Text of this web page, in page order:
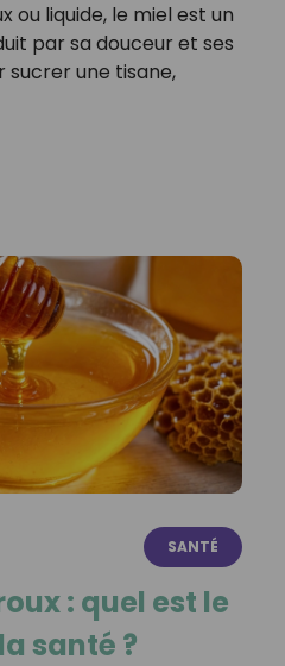
ou liquide, le miel est un
par sa douceur et ses
sucrer une tisane,
SANTÉ
: quel est le
santé ?